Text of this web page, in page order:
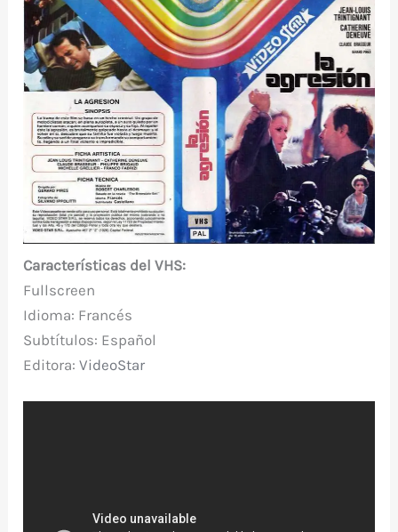
Características del VHS:
Fullscreen
Idioma: Francés
Subtítulos: Español
Editora:VideoStar